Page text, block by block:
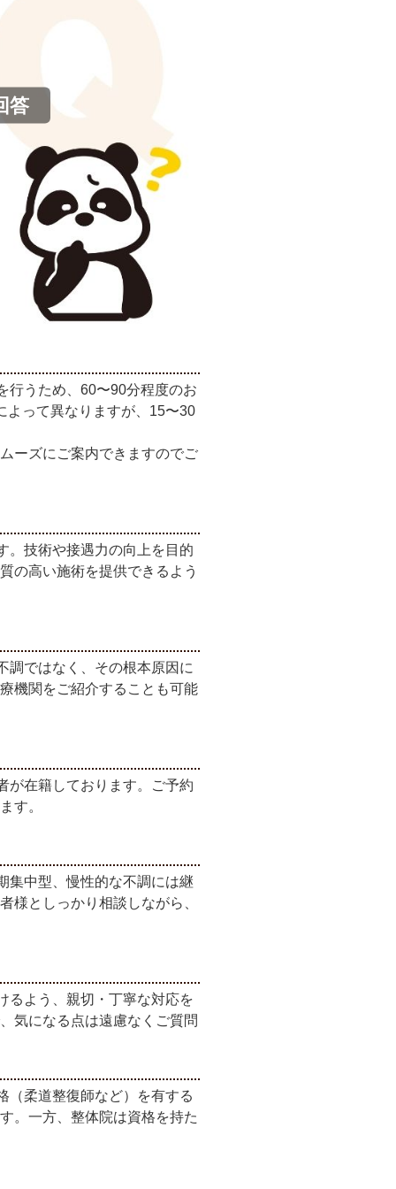
答
行うため、60〜90分程度のお
よって異なりますが、15〜30
ーズにご案内できますのでご
。技術や接遇力の向上を目的
の高い施術を提供できるよう
調ではなく、その根本原因に
機関をご紹介することも可能
が在籍しております。ご予約
す。
集中型、慢性的な不調には継
様としっかり相談しながら、
るよう、親切・丁寧な対応を
気になる点は遠慮なくご質問
（柔道整復師など）を有する
。一方、整体院は資格を持た